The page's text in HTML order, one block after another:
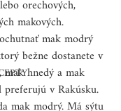
orechových,
makových.
mak modrý
bežne dostanete v
hnedý a mak
v Rakúsku.